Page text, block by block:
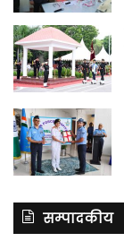
सम्पादकीय